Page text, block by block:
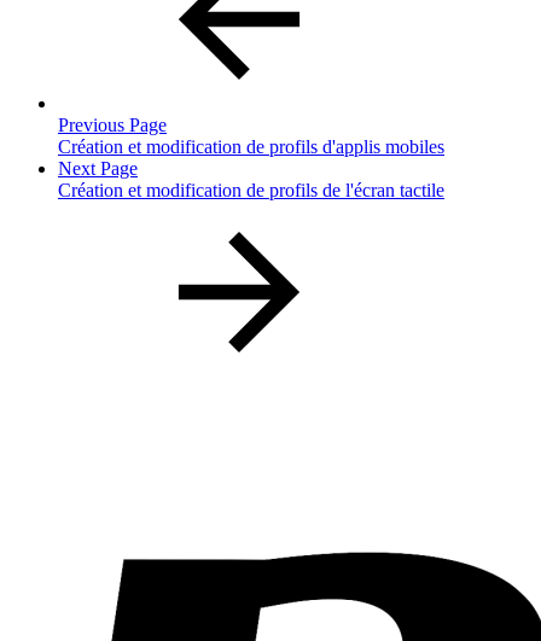
Previous Page
Création et modification de profils d'applis mobiles
Next Page
Création et modification de profils de l'écran tactile